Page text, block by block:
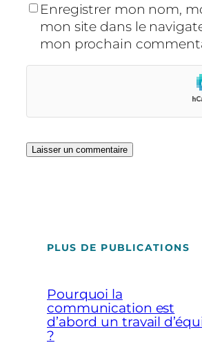
Enregistrer mon nom,
mon site dans le
mon prochain
PLUS DE PUBLICATIONS
Pourquoi la
communication est
d’abord un travail
?